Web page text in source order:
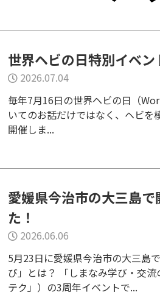
世界ヘビの日特別イベ
2026.07.04
毎年7月16日の世界ヘビの日（
いてのお話だけではなく、ヘビ
開催しま...
愛媛県今治市の大三島
た！
2026.06.06
5月23日に愛媛県今治市の大三島
び」とは？ 「しまなみ学び・交
テク」）の3周年イベントで...